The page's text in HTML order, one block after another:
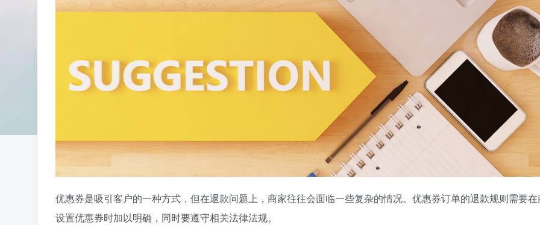
优惠券是吸引客户的一种方式，但在退款问题上，商家往往会面临一些复杂的情况。优惠券订单的退款规则需要
设置优惠券时加以明确，同时要遵守相关法律法规。